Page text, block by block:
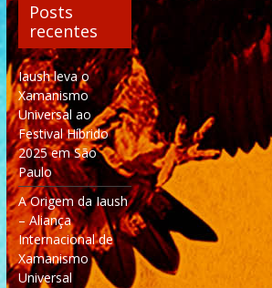
Posts
recentes
Iaush leva o
Xamanismo
Universal ao
Festival Híbrido
2025 em São
Paulo
A Origem da Iaush
– Aliança
Internacional de
Xamanismo
Universal